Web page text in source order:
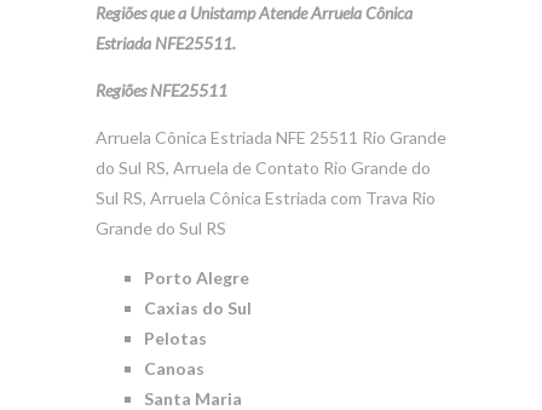
Regiões que a Unistamp Atende Arruela Cônica
Estriada NFE25511.
Regiões NFE25511
Arruela Cônica Estriada NFE 25511 Rio Grande
do Sul RS, Arruela de Contato Rio Grande do
Sul RS, Arruela Cônica Estriada com Trava Rio
Grande do Sul RS
Porto Alegre
Caxias do Sul
Pelotas
Canoas
Santa Maria